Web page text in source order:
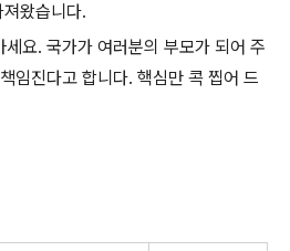
왔습니다.
요. 국가가 여러분의 부모가 되어 주
임진다고 합니다. 핵심만 콕 찝어 드